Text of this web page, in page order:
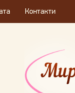
Контакти